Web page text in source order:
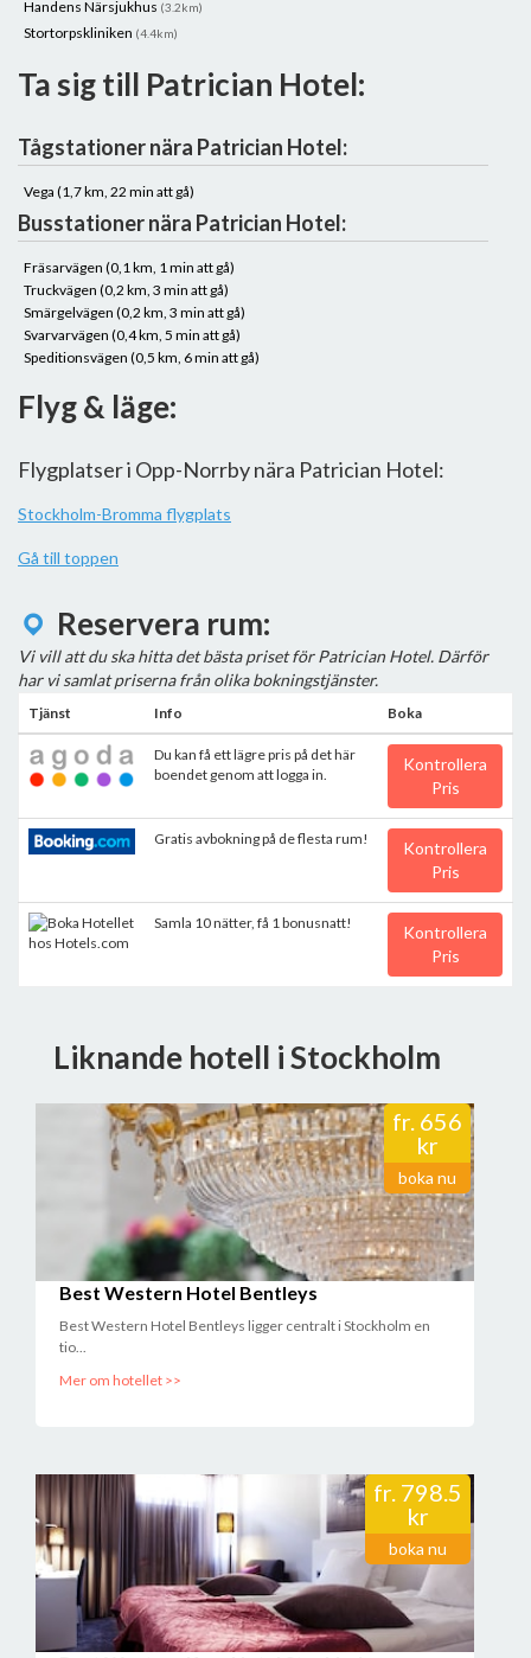
Handens Närsjukhus (3.2km)
Stortorpskliniken (4.4km)
Ta sig till Patrician Hotel:
Tågstationer nära Patrician Hotel:
Vega (1,7 km, 22 min att gå)
Busstationer nära Patrician Hotel:
Fräsarvägen (0,1 km, 1 min att gå)
Truckvägen (0,2 km, 3 min att gå)
Smärgelvägen (0,2 km, 3 min att gå)
Svarvarvägen (0,4 km, 5 min att gå)
Speditionsvägen (0,5 km, 6 min att gå)
Flyg & läge:
Flygplatser i Opp-Norrby nära Patrician Hotel:
Stockholm-Bromma flygplats
Gå till toppen
Reservera rum:
Vi vill att du ska hitta det bästa priset för Patrician Hotel. Därför
har vi samlat priserna från olika bokningstjänster.
Tjänst Info Boka
Du kan få ett lägre pris på det här
boendet genom att logga in.
Kontrollera
Pris
Gratis avbokning på de flesta rum!
Kontrollera
Pris
Samla 10 nätter, få 1 bonusnatt!
Kontrollera
Pris
Liknande hotell i Stockholm
fr. 656
kr
boka nu
Best Western Hotel Bentleys
Best Western Hotel Bentleys ligger centralt i Stockholm en
tio...
Mer om hotellet >>
fr. 798.5
kr
boka nu